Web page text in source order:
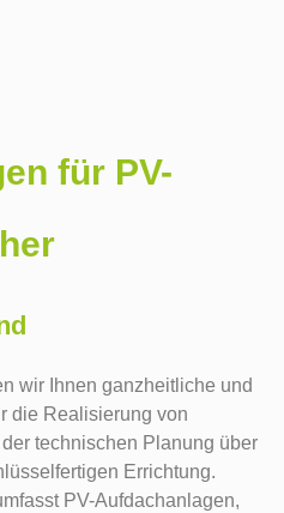
für PV-
wir Ihnen ganzheitliche und
die Realisierung von
technischen Planung über
Errichtung.
PV-Aufdachanlagen,